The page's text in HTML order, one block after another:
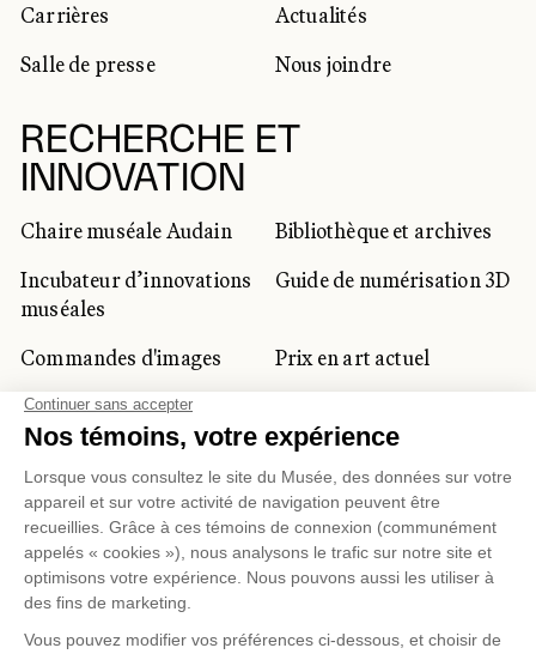
Carrières
Actualités
Salle de presse
Nous joindre
RECHERCHE ET
INNOVATION
Chaire muséale Audain
Bibliothèque et archives
Incubateur d’innovations
muséales
Guide de numérisation 3D
Commandes d'images
Prix en art actuel
Prix Lynne-Cohen
CLIENTÈLE CORPORATIVE
ET PRIVÉE
Location d'espaces
Activités corporatives